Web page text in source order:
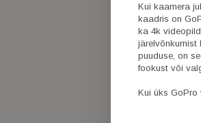
Kui kaamera
kaadris on
ka 4k
järelvõnkumist
puuduse, on
fookust või
Kui üks